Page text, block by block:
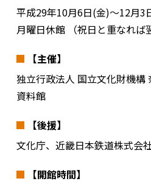
平成29年10月6日(金)～12月3
月曜日休館 （祝日と重なれば
【主催】
独立行政法人 国立文化財機
資料館
【後援】
文化庁、近畿日本鉄道株式会
【開館時間】